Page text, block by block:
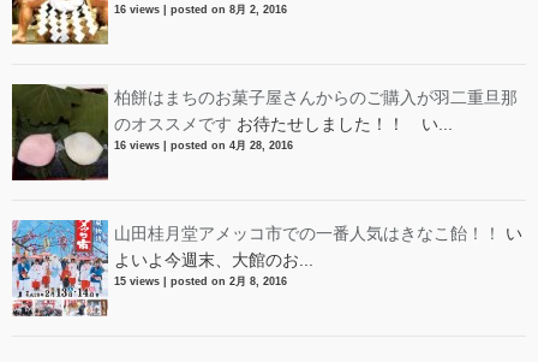
16 views posted on 8月 2, 2016
柏餅はまちのお菓子屋さんからのご購入が羽二重旦那
のオススメです お待たせしました！！ い...
16 views posted on 4月 28, 2016
山田桂月堂アメッコ市での一番人気はきなこ飴！！
い
よいよ今週末、大館のお...
15 views posted on 2月 8, 2016